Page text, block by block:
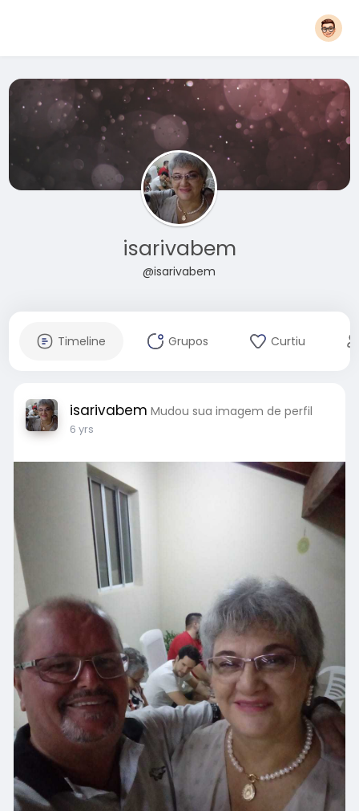
isarivabem
@isarivabem
Timeline Grupos Curtiu
isarivabem Mudou sua imagem de perfil
6 yrs